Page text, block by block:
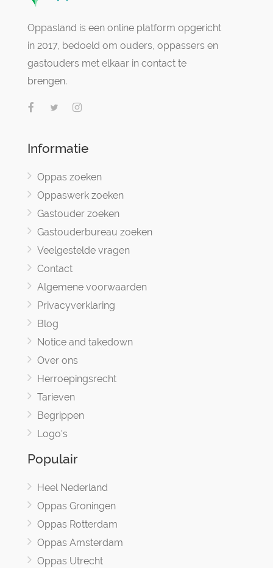
Oppasland is een online platform opgericht
in 2017, bedoeld om ouders, oppassers en
gastouders met elkaar in contact te
brengen.
Informatie
Oppas zoeken
Oppaswerk zoeken
Gastouder zoeken
Gastouderbureau zoeken
Veelgestelde vragen
Contact
Algemene voorwaarden
Privacyverklaring
Blog
Notice and takedown
Over ons
Herroepingsrecht
Tarieven
Begrippen
Logo's
Populair
Heel Nederland
Oppas Groningen
Oppas Rotterdam
Oppas Amsterdam
Oppas Utrecht